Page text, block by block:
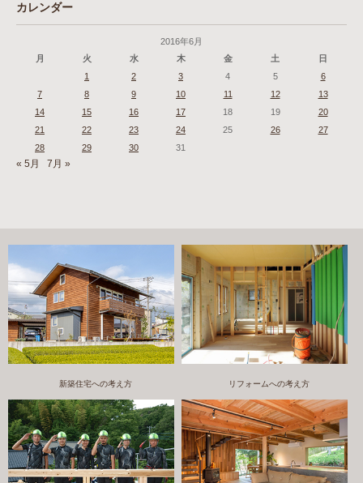
カレンダー
2016年6月
月
火 水 木 金 土
日
1
2 3 4 5
6
7
8 9 10 11 12
13
14
15 16 17 18 19
20
21
22 23 24 25 26
27
28
29 30 31
« 5月 7月 »
新築住宅への考え方 リフォームへの考え方